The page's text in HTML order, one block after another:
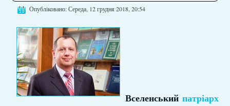
Опубліковано: Середа, 12 грудня 2018, 20:54
Вселенський патріарх